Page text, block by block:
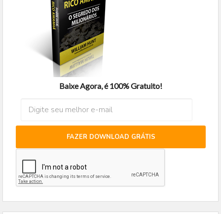
Baixe Agora, é 100% Gratuito!
FAZER DOWNLOAD GRÁTIS